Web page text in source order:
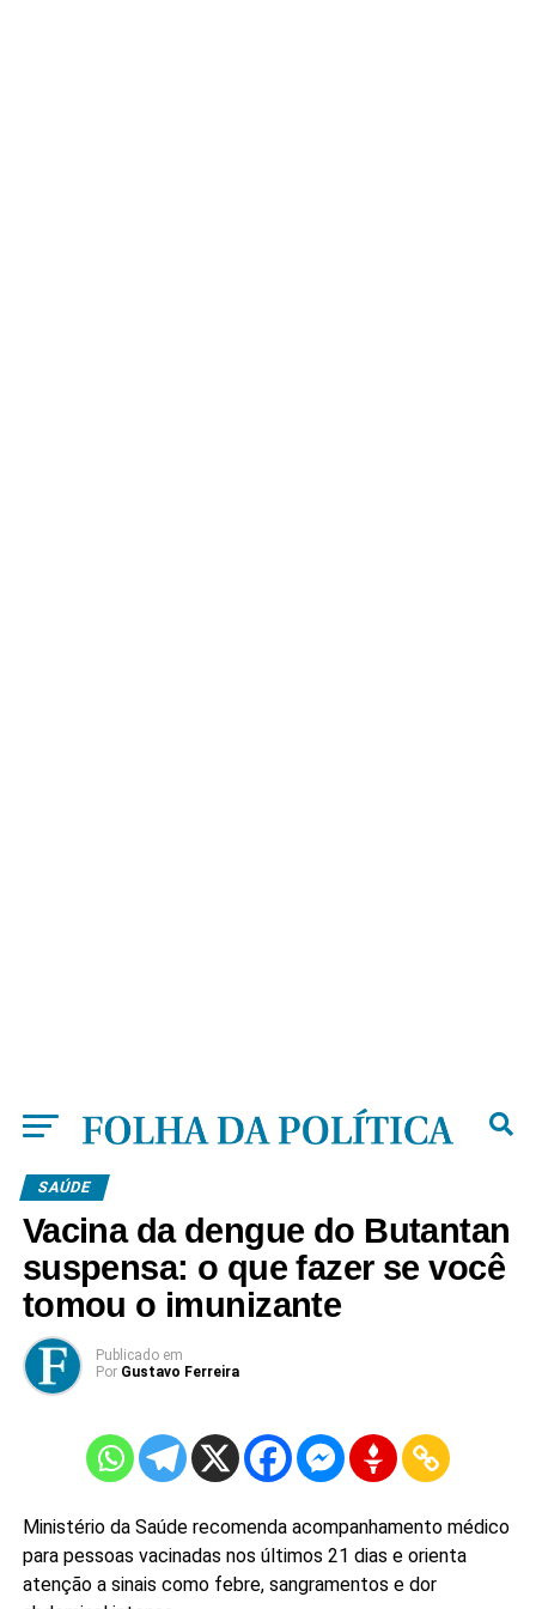
SAÚDE
Vacina da dengue do Butantan
suspensa: o que fazer se você
tomou o imunizante
Publicado em
Por Gustavo Ferreira
Ministério da Saúde recomenda acompanhamento médico
para pessoas vacinadas nos últimos 21 dias e orienta
atenção a sinais como febre, sangramentos e dor